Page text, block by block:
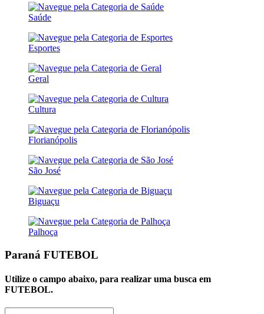
Saúde
Esportes
Geral
Cultura
Florianópolis
São José
Biguaçu
Palhoça
Paraná FUTEBOL
Utilize o campo abaixo, para realizar uma busca em
FUTEBOL.